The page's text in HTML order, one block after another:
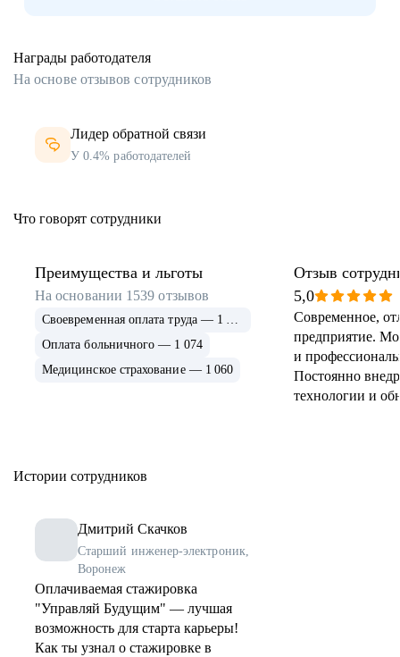
Награды работодателя
На основе отзывов сотрудников
Лидер обратной связи
У 0.4% работодателей
Что говорят сотрудники
Преимущества и льготы
На основании 1539 отзывов
Своевременная оплата труда — 1 304
Оплата больничного — 1 074
Медицинское страхование — 1 060
Отзыв
5,0
Современное,
предприятие.
и
Постоянно
технологии и
Истории сотрудников
Дмитрий Скачков
Старший инженер-электроник,
Воронеж
Оплачиваемая стажировка
"Управляй Будущим" — лучшая
возможность для старта карьеры!
Как ты узнал о стажировке в